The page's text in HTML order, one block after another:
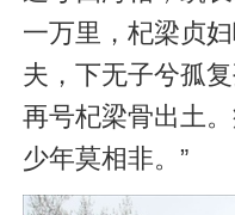
一万里，杞梁贞
夫，下无子兮孤
再号杞梁骨出土
少年莫相非。”